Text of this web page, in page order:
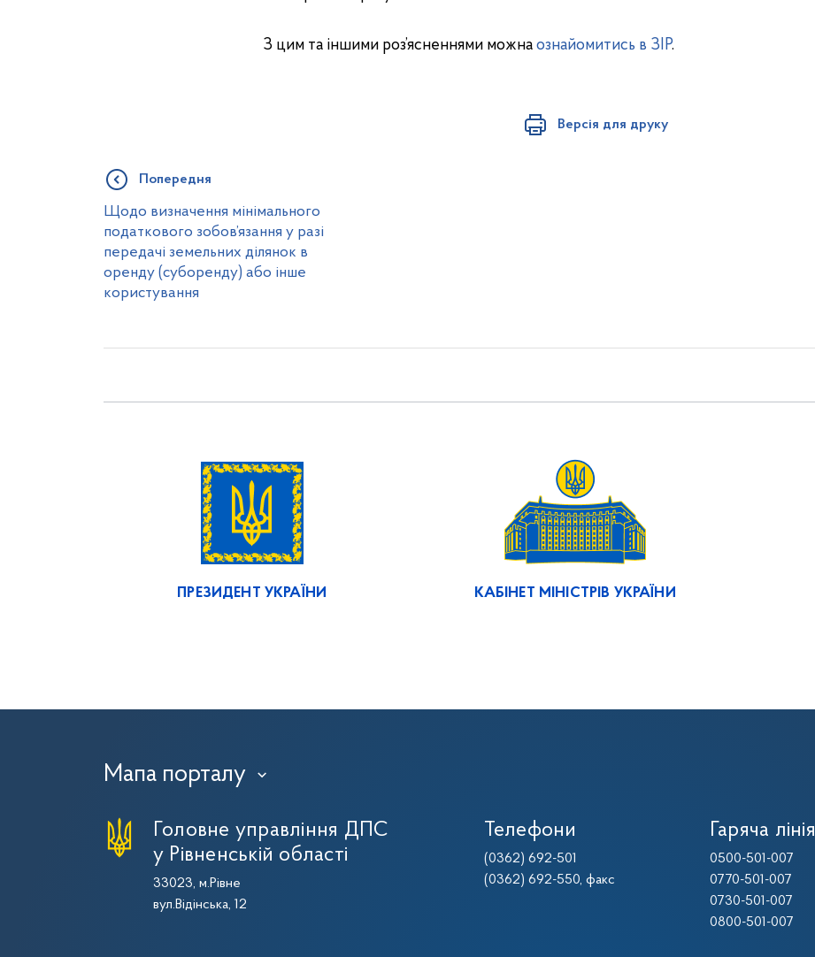
З цим та іншими роз’ясненнями можна ознайомитись в ЗІР.
Версія для друку
Попередня
Щодо визначення мінімального
податкового зобов’язання у разі
передачі земельних ділянок в
оренду (суборенду) або інше
користування
ПРЕЗИДЕНТ УКРАЇНИ КАБІНЕТ МІНІСТРІВ УКРАЇНИ
Мапа порталу ›
Головне управління ДПС
у Рівненській області
33023, м.Рівне
вул.Відінська, 12
Телефони
(0362) 692-501
(0362) 692-550, факс
Гаряча лінія
0500-501-007
0770-501-007
0730-501-007
0800-501-007